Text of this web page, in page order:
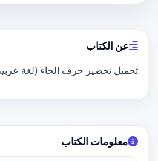
عن الكتاب
تحميل تحضير حرف الحاء (لغة عربية)
معلومات الكتاب